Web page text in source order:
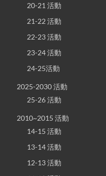
20-21 活動
21-22 活動
22-23 活動
23-24 活動
24-25活動
2025-2030 活動
25-26 活動
2010~2015 活動
14-15 活動
13-14 活動
12-13 活動